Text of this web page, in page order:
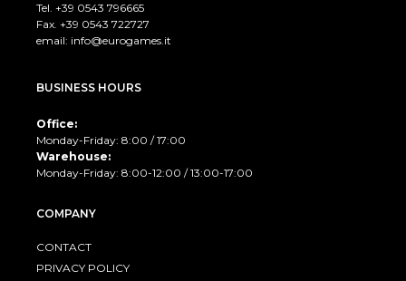
Tel. +39 0543 796665
Fax. +39 0543 722727
email: info@eurogames.it
BUSINESS HOURS
Office:
Monday-Friday: 8:00 / 17:00
Warehouse:
Monday-Friday: 8:00-12:00 / 13:00-17:00
COMPANY
CONTACT
PRIVACY POLICY